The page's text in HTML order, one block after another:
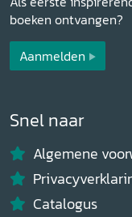
boeken ontvangen?
Aanmelden
Snel naar
Algemene
Catalogus